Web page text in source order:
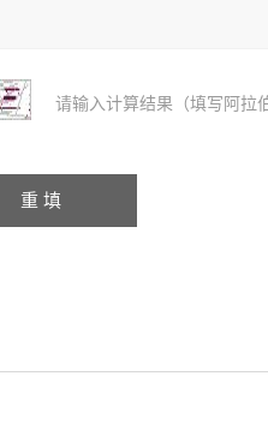
请输入计算结果（填写阿拉